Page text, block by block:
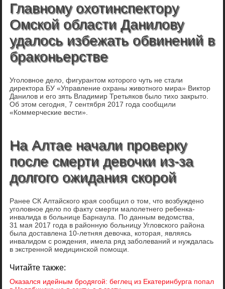
Главному охотинспектору
Омской области Данилову
удалось избежать обвинений в
браконьерстве
Уголовное дело, фигурантом которого чуть не стали
директора БУ «Управление охраны животного мира» Виктор
Данилов и его зять Владимир Третьяков было тихо закрыто.
Об этом сегодня, 7 сентября 2017 года сообщили
«Коммерческие вести».
На Алтае начали проверку
после смерти девочки из-за
долгого ожидания скорой
Ранее СК Алтайского края сообщил о том, что возбуждено
уголовное дело по факту смерти малолетнего ребенка-
инвалида в больнице Барнаула. По данным ведомства,
31 мая 2017 года в районную больницу Угловского района
была доставлена 10-летняя девочка, которая, являясь
инвалидом с рождения, имела ряд заболеваний и нуждалась
в экстренной медицинской помощи.
Читайте также:
Оказался идейным бродягой: беглец из Екатеринбурга попал